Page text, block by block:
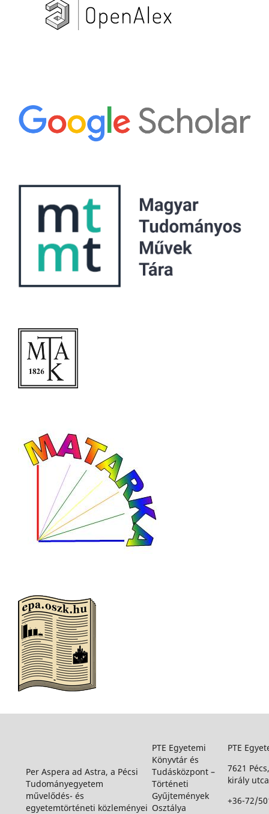
Per Aspera ad Astra, a Pécsi
Tudományegyetem
művelődés- és
egyetemtörténeti közleményei
PTE Egyetemi
Könyvtár és
Tudásközpont –
Történeti
Gyűjtemények
Osztálya
PTE
7621
király
+36-72/